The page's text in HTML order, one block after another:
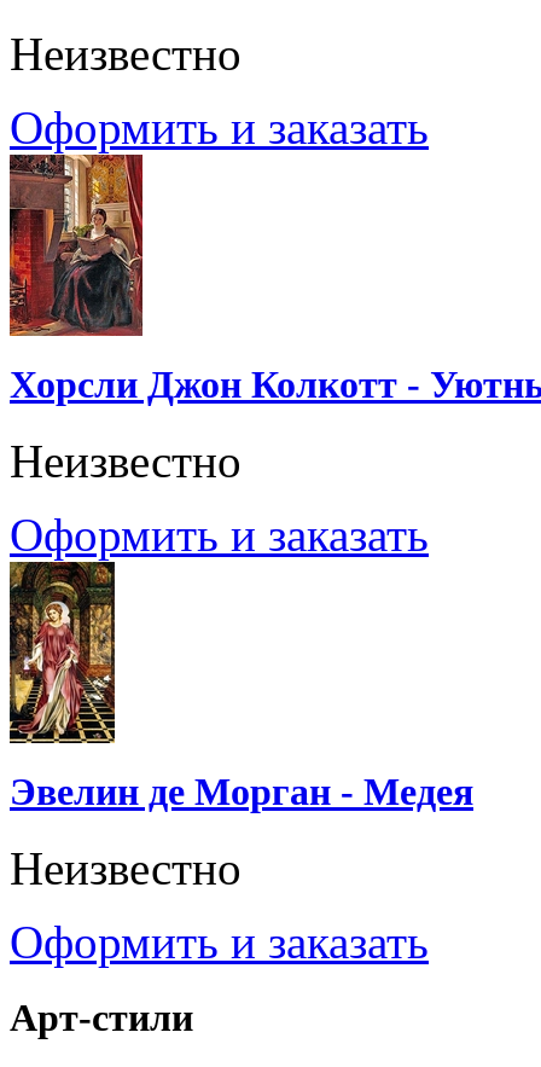
Неизвестно
Оформить и заказать
Хорсли Джон Колкотт -
Неизвестно
Оформить и заказать
Эвелин де Морган - Медея
Неизвестно
Оформить и заказать
Арт-стили